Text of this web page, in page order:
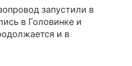
запустили в
в Головинке и
и в